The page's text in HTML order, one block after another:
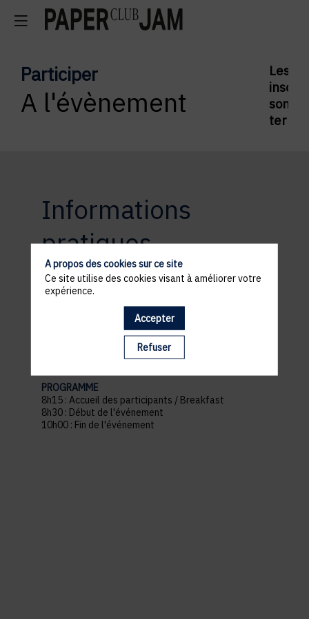
Participer
A l'évènement
Les
sont
Informations
pratiques
ACCÈS ET STATIONNEMENT
Lieu : The Office Charlotte
Adresse : 29 Bd Grande-Duchesse Charlotte, 1331
Parking à proximité :Parking Monterey
PROGRAMME
8h15 : Accueil des participants / Breakfast
8h30 : Début de l'événement
10h00 : Fin de l'événement
A propos des cookies sur ce site
Ce site utilise des cookies visant à améliorer votre
expérience.
Accepter
Refuser